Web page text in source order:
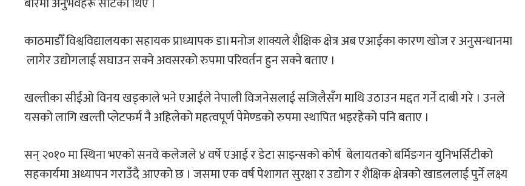
काठमाडौँ विश्वविद्यालयका सहायक प्राध्यापक डा।मनोज शाक्यले शैक्षिक क्षेत्र अब एआईका कारण खोज र अनुसन्धानमा
लागेर उद्योगलाई सघाउन सक्‍ने अवसरको रुपमा परिवर्तन हुन सक्‍ने बताए ।
खल्तीका सीईओ विनय खड्काले भने एआईले नेपाली विजनेसलाई सजिलैसँग माथि उठाउन मद्दत गर्ने दाबी गरे । उनले
यसको लागि खल्ती प्लेटफर्म नै अहिलेको महत्वपूर्ण पेमेण्डको रुपमा स्थापित भइरहेको पनि बताए ।
सन् २०१० मा स्थिना भएको सनवे कलेजले ४ वर्षे एआई र डेटा साइन्सको कोर्ष बेलायतको बर्मिङगन युनिभर्सिटीको
सहकार्यमा अध्यापन गराउँदै आएको छ । जसमा एक वर्ष पेशागत सुरक्षा र उद्योग र शैक्षिक क्षेत्रको खाडललाई पुर्ने लक्ष्य